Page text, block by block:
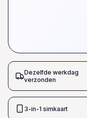
Dezelfde werkdag
verzonden
3-in-1 simkaart